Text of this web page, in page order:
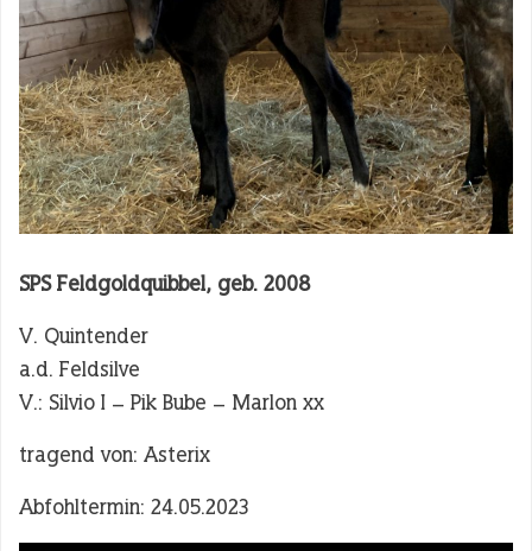
SPS Feldgoldquibbel, geb. 2008
V. Quintender
a.d. Feldsilve
V.: Silvio I – Pik Bube – Marlon xx
tragend von: Asterix
Abfohltermin: 24.05.2023